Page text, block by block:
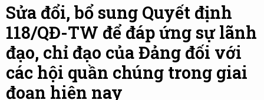
Sửa đổi, bổ sung Quyết định
118/QĐ-TW để đáp ứng sự lãnh
đạo, chỉ đạo của Đảng đối với
các hội quần chúng trong giai
đoạn hiện nay